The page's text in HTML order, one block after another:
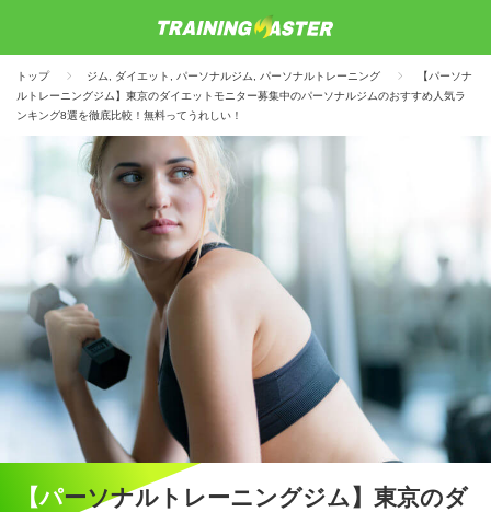
トップ ジム ダイエット パーソナルジム パーソナルトレーニング
【パーソナ
ルトレーニングジム】東京のダイエットモニター募集中のパーソナルジムのおすすめ人気ラ
ンキング8選を徹底比較！無料ってうれしい！
【パーソナルトレーニングジム】東京のダ